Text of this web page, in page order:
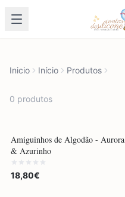
Inicio Início Produtos
0 produtos
Amiguinhos de Algodão - Aurora
& Azurinho
18,80€